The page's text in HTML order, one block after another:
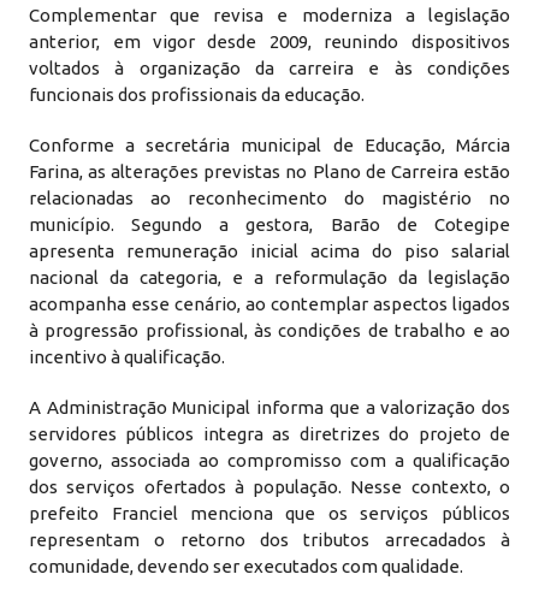
Complementar que revisa e moderniza a legislação
anterior, em vigor desde 2009, reunindo dispositivos
voltados à organização da carreira e às condições
funcionais dos profissionais da educação.
Conforme a secretária municipal de Educação, Márcia
Farina, as alterações previstas no Plano de Carreira estão
relacionadas ao reconhecimento do magistério no
município. Segundo a gestora, Barão de Cotegipe
apresenta remuneração inicial acima do piso salarial
nacional da categoria, e a reformulação da legislação
acompanha esse cenário, ao contemplar aspectos ligados
à progressão profissional, às condições de trabalho e ao
incentivo à qualificação.
A Administração Municipal informa que a valorização dos
servidores públicos integra as diretrizes do projeto de
governo, associada ao compromisso com a qualificação
dos serviços ofertados à população. Nesse contexto, o
prefeito Franciel menciona que os serviços públicos
representam o retorno dos tributos arrecadados à
comunidade, devendo ser executados com qualidade.